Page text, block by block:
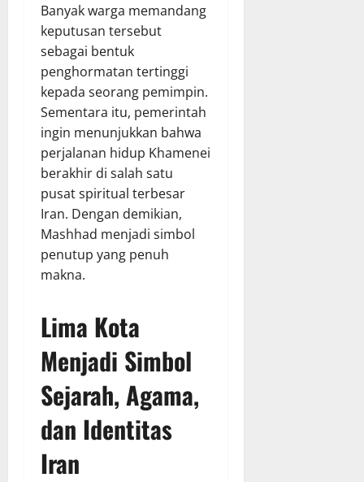
Banyak warga memandang
keputusan tersebut
sebagai bentuk
penghormatan tertinggi
kepada seorang pemimpin.
Sementara itu, pemerintah
ingin menunjukkan bahwa
perjalanan hidup Khamenei
berakhir di salah satu
pusat spiritual terbesar
Iran. Dengan demikian,
Mashhad menjadi simbol
penutup yang penuh
makna.
Lima Kota
Menjadi Simbol
Sejarah, Agama,
dan Identitas
Iran